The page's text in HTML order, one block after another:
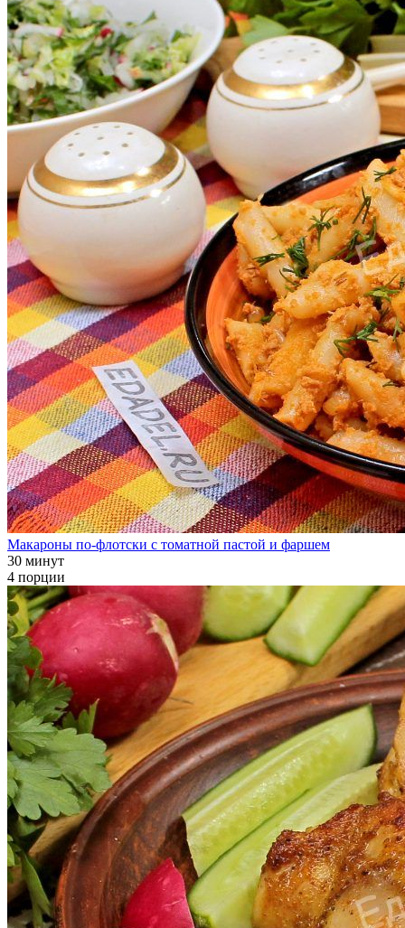
Макароны по-флотски с томатной пастой и фаршем
30 минут
4 порции